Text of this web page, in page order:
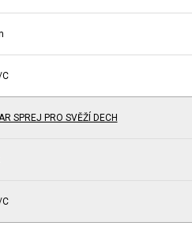
SPREJ PRO SVĚŽÍ DECH